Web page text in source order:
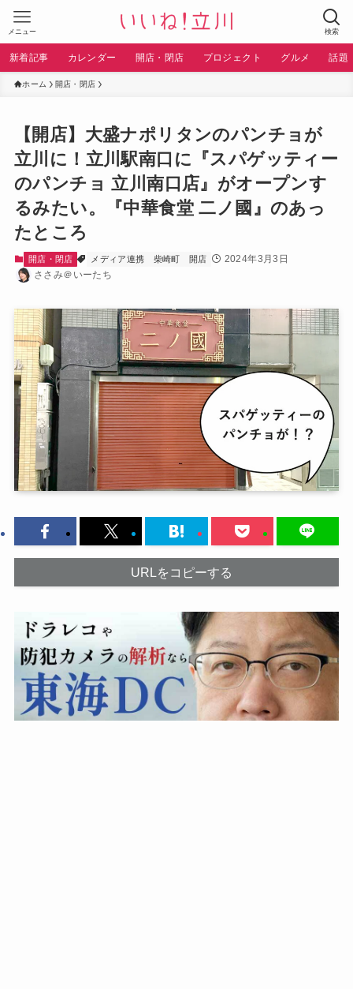
検索
メニュー
新着記事 カレンダー 開店・閉店 プロジェクト グルメ 話題
ホーム 開店・閉店
【開店】大盛ナポリタンのパンチョが
立川に！立川駅南口に『スパゲッティー
のパンチョ 立川南口店』がオープンす
るみたい。『中華食堂 二ノ國』のあっ
たところ
開店・閉店 メディア連携 柴崎町 開店
2024年3月3日
ささみ＠いーたち
URLをコピーする